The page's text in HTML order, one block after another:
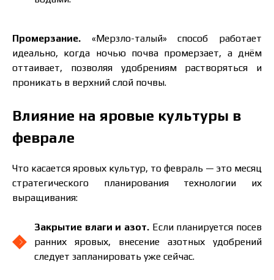
Промерзание. «Мерзло-талый» способ работает
идеально, когда ночью почва промерзает, а днём
оттаивает, позволяя удобрениям растворяться и
проникать в верхний слой почвы.
Влияние на яровые культуры в
феврале
Что касается яровых культур, то февраль — это месяц
стратегического планирования технологии их
выращивания:
Закрытие влаги и азот. Если планируется посев
ранних яровых, внесение азотных удобрений
следует запланировать уже сейчас.